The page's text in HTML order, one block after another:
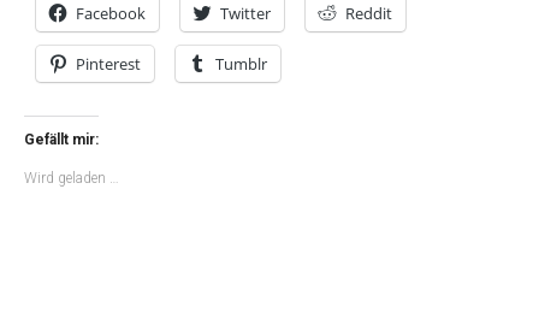
Facebook Twitter Reddit
Pinterest Tumblr
Gefällt mir:
Wird geladen …